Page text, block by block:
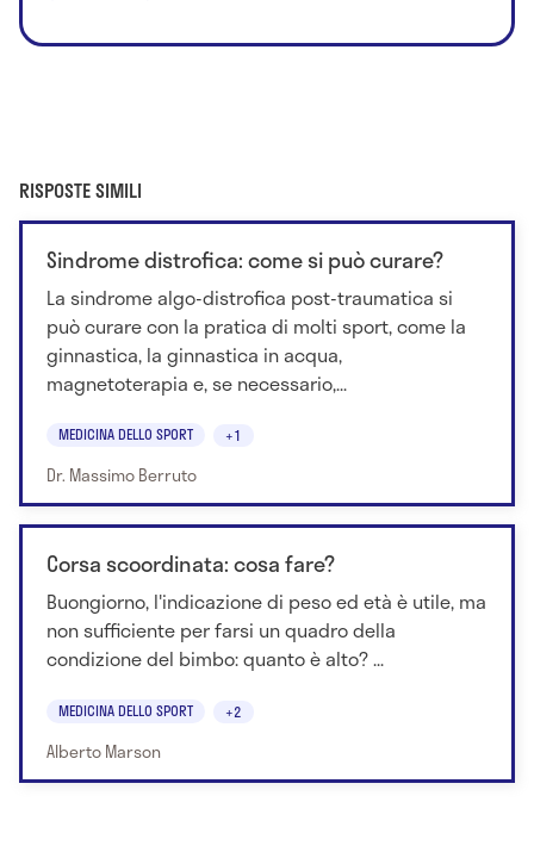
RISPOSTE SIMILI
Sindrome distrofica: come si può curare?
La sindrome algo-distrofica post-traumatica si
può curare con la pratica di molti sport, come la
ginnastica, la ginnastica in acqua,
magnetoterapia e, se necessario,...
MEDICINA DELLO SPORT +1
Dr. Massimo Berruto
Corsa scoordinata: cosa fare?
Buongiorno, l'indicazione di peso ed età è utile, ma
non sufficiente per farsi un quadro della
condizione del bimbo: quanto è alto? ...
MEDICINA DELLO SPORT +2
Alberto Marson